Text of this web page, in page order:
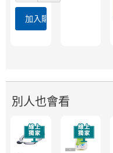
加入購物車
別人也會看